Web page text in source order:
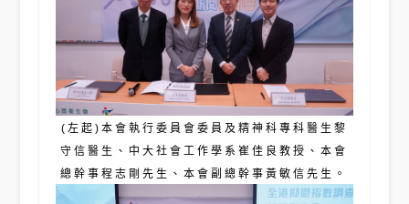
(左起)本會執行委員會委員及精神科專科醫生黎
守信醫生、中大社會工作學系崔佳良教授、本會
總幹事程志剛先生、本會副總幹事黃敏信先生。